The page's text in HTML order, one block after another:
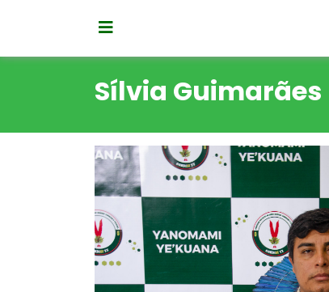
Sílvia Guimarães